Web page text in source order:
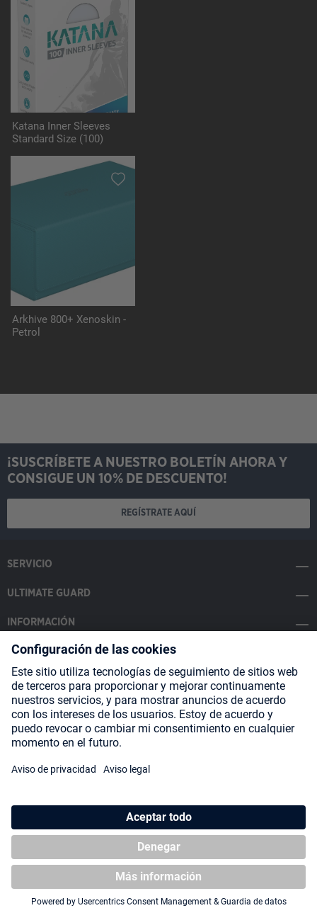
Katana Inner Sleeves
Standard Size (100)
Arkhive 800+ Xenoskin -
Petrol
¡SUSCRÍBETE A NUESTRO BOLETÍN AHORA Y
CONSIGUE UN 10% DE DESCUENTO!
REGÍSTRATE AQUÍ
SERVICIO
ULTIMATE GUARD
INFORMACIÓN
SOCIAL MEDIA
Payment Methods
Shipping
Blog
gastos de envío, si no se indica lo contrario.